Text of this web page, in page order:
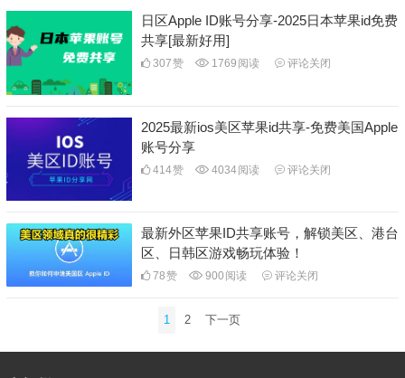
日区Apple ID账号分享-2025日本苹果id免费
共享[最新好用]
307赞 1769 阅读 评论关闭
2025最新ios美区苹果id共享-免费美国Apple
账号分享
414赞 4034阅读 评论关闭
最新外区苹果ID共享账号，解锁美区、港台
区、日韩区游戏畅玩体验！
78赞 900 阅读 评论关闭
分
1 2 下一页